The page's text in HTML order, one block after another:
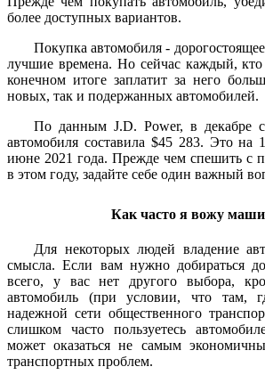
более доступных вариантов.
Покупка автомобиля -
лучшие времена. Но сейчас каждый,
конечном итоге заплатит за него
новых, так и подержанных автомобилей.
По данным J.D. Power, в декабре
автомобиля составила $45 283. Это на
июне 2021 года. Прежде чем спешить с
в этом году, задайте себе один важный
Как часто я вожу
Для некоторых людей владение
смысла. Если вам нужно добираться
всего, у вас нет другого выбора,
автомобиль (при условии, что там,
надежной сети общественного
слишком часто пользуетесь
может оказаться не самым
транспортных проблем.